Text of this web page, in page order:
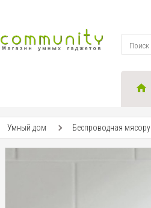
Умный дом Беспроводная